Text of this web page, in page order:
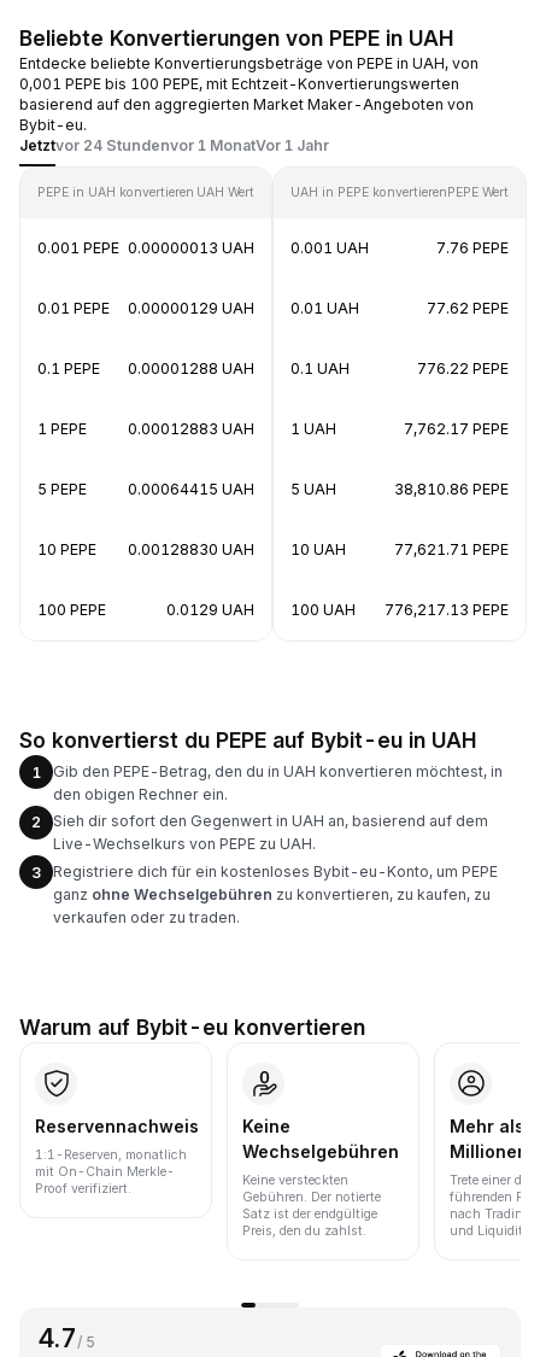
Beliebte Konvertierungen von PEPE in UAH
Entdecke beliebte Konvertierungsbeträge von PEPE in UAH, von
0,001 PEPE bis 100 PEPE, mit Echtzeit-Konvertierungswerten
basierend auf den aggregierten Market Maker-Angeboten von
Bybit-eu.
Jetztvor 24 Stundenvor 1 MonatVor 1 Jahr
PEPE in UAH konvertieren UAH Wert
0.001 PEPE 0.00000013 UAH
0.01 PEPE 0.00000129 UAH
0.1 PEPE 0.00001288 UAH
1 PEPE 0.00012883 UAH
5 PEPE 0.00064415 UAH
10 PEPE 0.00128830 UAH
100 PEPE 0.0129 UAH
UAH in PEPE konvertierenPEPE Wert
0.001 UAH 7.76 PEPE
0.01 UAH 77.62 PEPE
0.1 UAH 776.22 PEPE
1 UAH 7,762.17 PEPE
5 UAH 38,810.86 PEPE
10 UAH 77,621.71 PEPE
100 UAH 776,217.13 PEPE
So konvertierst du PEPE auf Bybit-eu in UAH
1
Gib den PEPE-Betrag, den du in UAH konvertieren möchtest, in
den obigen Rechner ein.
2
Sieh dir sofort den Gegenwert in UAH an, basierend auf dem
Live-Wechselkurs von PEPE zu UAH.
3
Registriere dich für ein kostenloses Bybit-eu-Konto, um PEPE
ganz ohne Wechselgebühren zu konvertieren, zu kaufen, zu
verkaufen oder zu traden.
Warum auf Bybit-eu konvertieren
Reservennachweis
1:1-Reserven, monatlich
mit On-Chain Merkle-
Proof verifiziert.
Keine
Wechselgebühren
Keine versteckten
Gebühren. Der notierte
Satz ist der endgültige
Preis, den du zahlst.
Mehr als
Millionen
Trete einer der
führenden
nach Trading-
und Liquidität
4.7 / 5